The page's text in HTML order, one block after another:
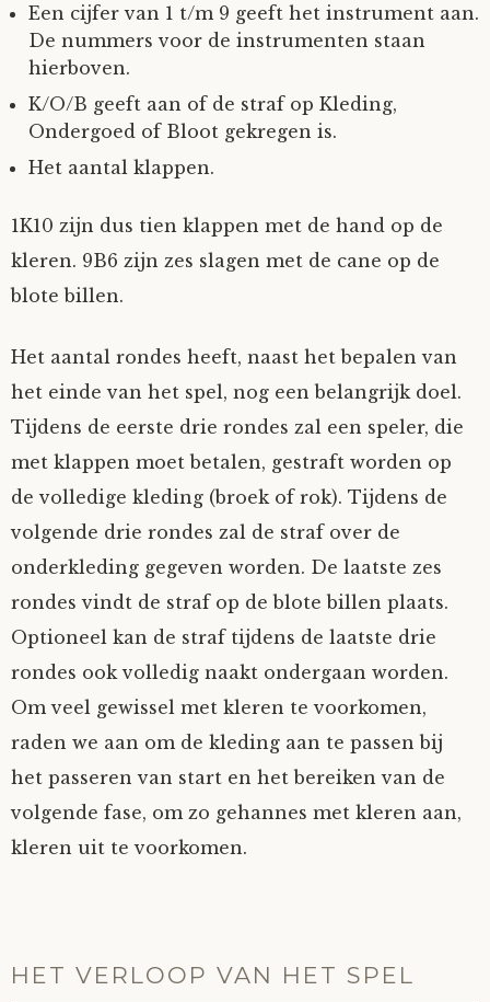
Een cijfer van 1 t/m 9 geeft het instrument aan.
De nummers voor de instrumenten staan
hierboven.
K/O/B geeft aan of de straf op Kleding,
Ondergoed of Bloot gekregen is.
Het aantal klappen.
1K10 zijn dus tien klappen met de hand op de
kleren. 9B6 zijn zes slagen met de cane op de
blote billen.
Het aantal rondes heeft, naast het bepalen van
het einde van het spel, nog een belangrijk doel.
Tijdens de eerste drie rondes zal een speler, die
met klappen moet betalen, gestraft worden op
de volledige kleding (broek of rok). Tijdens de
volgende drie rondes zal de straf over de
onderkleding gegeven worden. De laatste zes
rondes vindt de straf op de blote billen plaats.
Optioneel kan de straf tijdens de laatste drie
rondes ook volledig naakt ondergaan worden.
Om veel gewissel met kleren te voorkomen,
raden we aan om de kleding aan te passen bij
het passeren van start en het bereiken van de
volgende fase, om zo gehannes met kleren aan,
kleren uit te voorkomen.
HET VERLOOP VAN HET SPEL